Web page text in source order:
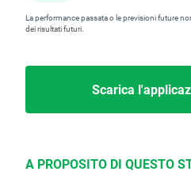
La performance passata o le previsioni future
dei risultati futuri.
Scarica
A PROPOSITO DI QUESTO